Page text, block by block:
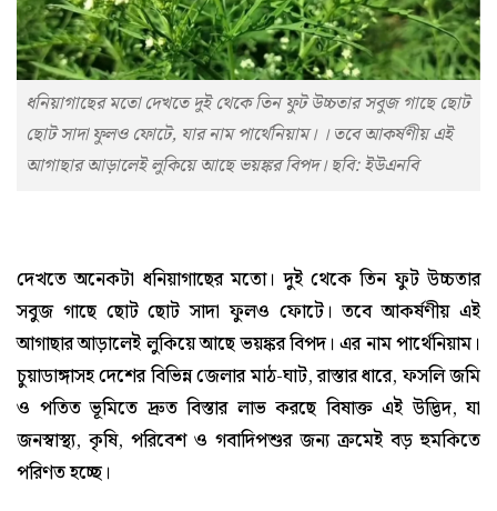
ধনিয়াগাছের মতো দেখতে দুই থেকে তিন ফুট উচ্চতার সবুজ গাছে ছোট
ছোট সাদা ফুলও ফোটে, যার নাম পার্থেনিয়াম। । তবে আকর্ষণীয় এই
আগাছার আড়ালেই লুকিয়ে আছে ভয়ঙ্কর বিপদ। ছবি: ইউএনবি
দেখতে অনেকটা ধনিয়াগাছের মতো। দুই থেকে তিন ফুট উচ্চতার
সবুজ গাছে ছোট ছোট সাদা ফুলও ফোটে। তবে আকর্ষণীয় এই
আগাছার আড়ালেই লুকিয়ে আছে ভয়ঙ্কর বিপদ। এর নাম পার্থেনিয়াম।
চুয়াডাঙ্গাসহ দেশের বিভিন্ন জেলার মাঠ-ঘাট, রাস্তার ধারে, ফসলি জমি
ও পতিত ভূমিতে দ্রুত বিস্তার লাভ করছে বিষাক্ত এই উদ্ভিদ, যা
জনস্বাস্থ্য, কৃষি, পরিবেশ ও গবাদিপশুর জন্য ক্রমেই বড় হুমকিতে
পরিণত হচ্ছে।